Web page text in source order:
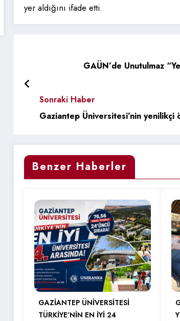
yer aldığını ifade etti.
GAÜN’de Unutulmaz
Sonraki Haber
Benzer Haberler
GAZİANTEP ÜNİVERSİTESİ
TÜRKİYE’NİN EN İYİ 24